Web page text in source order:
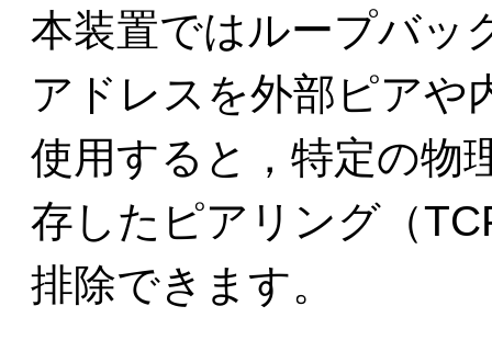
本装置ではループバッ
アドレスを外部ピアや
使用すると，特定の物
存したピアリング（
排除できます。